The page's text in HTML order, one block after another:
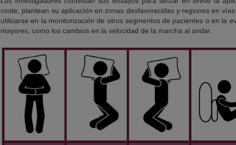
coste, plantean su aplicación en zonas desfavorecidas y regiones en
utilizarse en la monitorización de otros segmentos de pacientes o en la
mayores, como los cambios en la velocidad de la marcha al andar.